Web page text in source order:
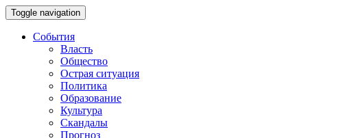
Toggle navigation
События
Власть
Общество
Острая ситуация
Политика
Образование
Культура
Скандалы
Прогноз